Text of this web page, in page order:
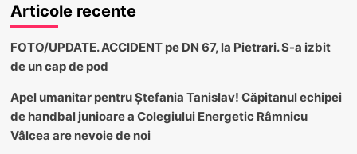
Articole recente
FOTO/UPDATE. ACCIDENT pe DN 67, la Pietrari. S-a izbit
de un cap de pod
Apel umanitar pentru Ștefania Tanislav! Căpitanul echipei
de handbal junioare a Colegiului Energetic Râmnicu
Vâlcea are nevoie de noi